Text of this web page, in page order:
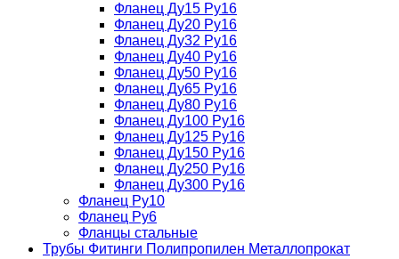
Фланец Ду15 Ру16
Фланец Ду20 Ру16
Фланец Ду32 Ру16
Фланец Ду40 Ру16
Фланец Ду50 Ру16
Фланец Ду65 Ру16
Фланец Ду80 Ру16
Фланец Ду100 Ру16
Фланец Ду125 Ру16
Фланец Ду150 Ру16
Фланец Ду250 Ру16
Фланец Ду300 Ру16
Фланец Ру10
Фланец Ру6
Фланцы стальные
Трубы Фитинги Полипропилен Металлопрокат